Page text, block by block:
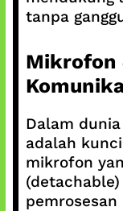
tanpa
Mikrofon
Dalam
adalah
mikrofon
pemrosesan